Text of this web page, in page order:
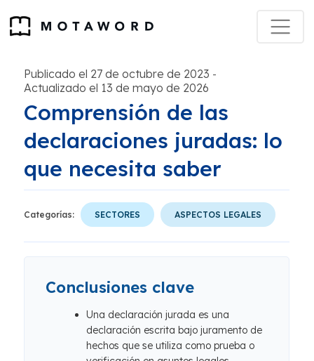
Publicado el 27 de octubre de 2023 -
Actualizado el 13 de mayo de 2026
Comprensión de las
declaraciones juradas: lo
que necesita saber
Categorías: SECTORES ASPECTOS LEGALES
Conclusiones clave
Una declaración jurada es una
declaración escrita bajo juramento de
hechos que se utiliza como prueba o